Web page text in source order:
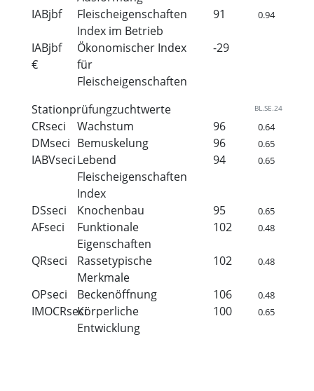
IABjbf
Fleischeigenschaften
Index im Betrieb
91 0.94
IABjbf
€
Ökonomischer Index
für
Fleischeigenschaften
-29
Stationprüfungzuchtwerte BL.SE.24
CRseci Wachstum 96 0.64
DMseci Bemuskelung 96 0.65
IABVseciLebend
Fleischeigenschaften
Index
94 0.65
DSseci Knochenbau 95 0.65
AFseci
Funktionale
Eigenschaften
102 0.48
QRseci
Rassetypische
Merkmale
102 0.48
OPseci Beckenöffnung 106 0.48
IMOCRseciKörperliche
Entwicklung
100 0.65